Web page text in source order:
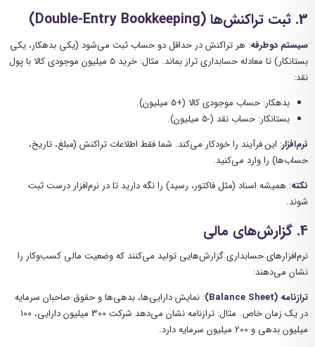
3. ثبت تراکنش‌ها (Double-Entry Bookkeeping)
سیستم دوطرفه: هر تراکنش در حداقل دو حساب ثبت می‌شود (یکی بدهکار، یکی
بستانکار) تا معادله حسابداری تراز بماند. مثال: خرید 5 میلیون موجودی کالا با پول
نقد:
بدهکار: حساب موجودی کالا (+5 میلیون).
بستانکار: حساب نقد (-5 میلیون).
نرم‌افزار: این فرآیند را خودکار می‌کند. شما فقط اطلاعات تراکنش (مبلغ، تاریخ،
حساب‌ها) را وارد می‌کنید.
نکته: همیشه اسناد (مثل فاکتور، رسید) را نگه دارید تا در نرم‌افزار درست ثبت
شوند.
4. گزارش‌های مالی
نرم‌افزارهای حسابداری گزارش‌هایی تولید می‌کنند که وضعیت مالی کسب‌وکار را
نشان می‌دهند:
ترازنامه (Balance Sheet)
: نمایش دارایی‌ها، بدهی‌ها و حقوق صاحبان سرمایه
در یک زمان خاص. مثال: ترازنامه نشان می‌دهد شرکت 300 میلیون دارایی، 100
میلیون بدهی و 200 میلیون سرمایه دارد.